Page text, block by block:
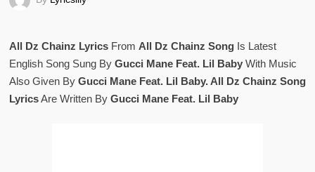
All Dz Chainz LyricsFrom All Dz Chainz SongIs Latest
English Song Sung By Gucci Mane Feat. Lil BabyWith Music
Also Given By Gucci Mane Feat. Lil Baby. All Dz Chainz Song
LyricsAre Written By Gucci Mane Feat. Lil Baby